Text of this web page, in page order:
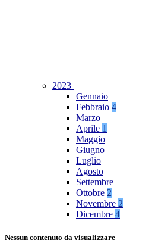
2023
Gennaio
Febbraio 4
Marzo
Aprile 1
Maggio
Giugno
Luglio
Agosto
Settembre
Ottobre 2
Novembre 2
Dicembre 4
Nessun contenuto da visualizzare